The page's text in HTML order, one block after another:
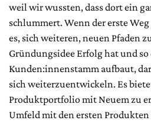
weil wir wussten, dass dort ein
schlummert. Wenn der erste
es, sich weiteren, neuen Pfaden
Gründungsidee Erfolg hat und
Kunden:innenstamm aufbaut,
sich weiterzuentwickeln. Es
Produktportfolio mit Neuem zu
Umfeld mit den ersten